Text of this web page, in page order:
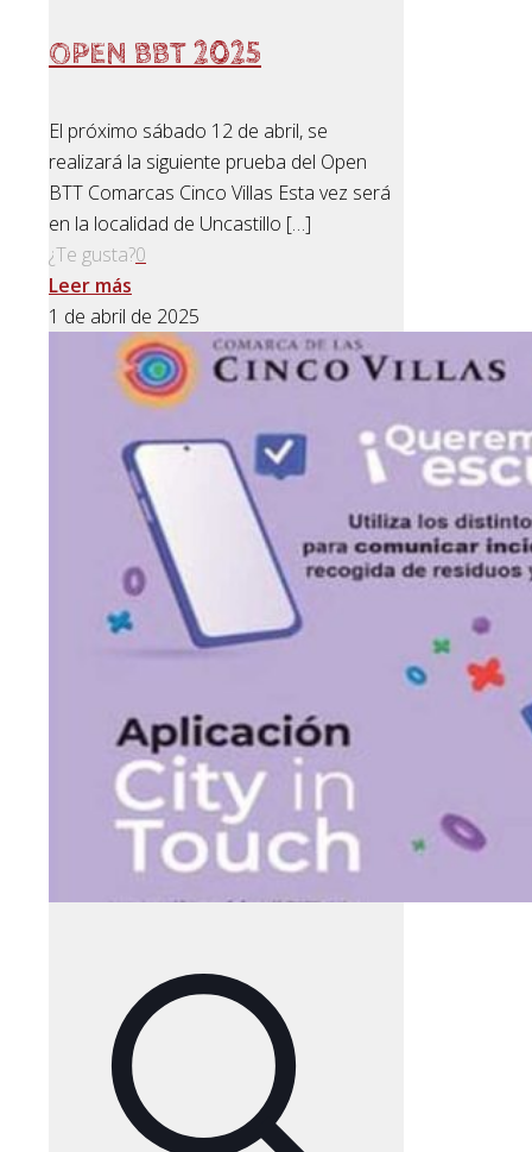
OPEN BBT 2025
El próximo sábado 12 de abril, se
realizará la siguiente prueba del Open
BTT Comarcas Cinco Villas Esta vez será
en la localidad de Uncastillo […]
¿Te gusta?0
Leer más
1 de abril de 2025